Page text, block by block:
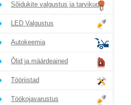
Sõidukite valgustus ja tarvikud
LED Valgustus
Autokeemia
Õlid ja määrdeained
Tööriistad
Töökojavarustus